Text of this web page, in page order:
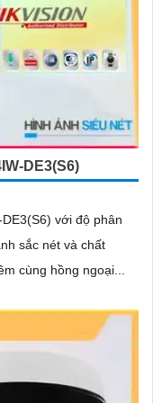
DE3(S6)
với độ phân
sắc nét và chất
đêm cùng hồng ngoại...